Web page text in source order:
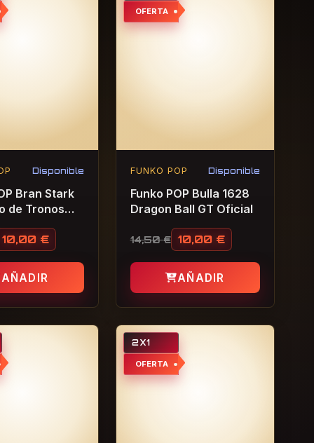
Disponible
Bran Stark
de Tronos
original era: 14,50 €.
10,00 €
actual es: 10,00 €.
AÑADIR
OFERTA
FUNKO POP Disponible
Funko POP Bulla 1628
Dragon Ball GT Oficial
14,50€
El precio original era: 14,50
10,00 €
El precio actual es: 10,00 €.
AÑADIR
2X1
OFERTA